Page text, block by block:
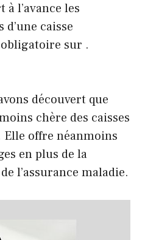
à l’avance les
caisse
obligatoire sur .
découvert que
chère des caisses
Elle offre néanmoins
en plus de la
l’assurance maladie.